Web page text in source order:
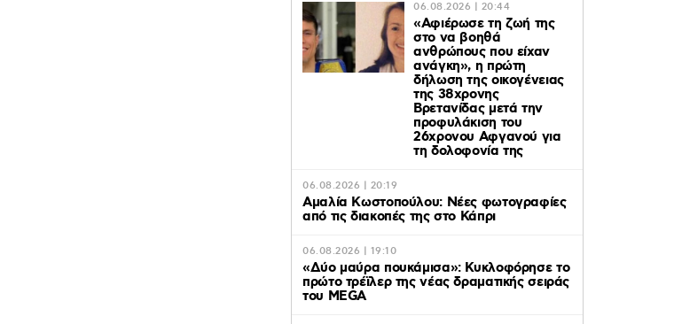
06.08.2026 | 20:44
«Αφιέρωσε τη ζωή της
στο να βοηθά
ανθρώπους που είχαν
ανάγκη», η πρώτη
δήλωση της οικογένειας
της 38χρονης
Βρετανίδας μετά την
προφυλάκιση του
26χρονου Αφγανού για
τη δολοφονία της
06.08.2026 | 20:19
Αμαλία Κωστοπούλου: Νέες φωτογραφίες
από τις διακοπές της στο Κάπρι
06.08.2026 | 19:10
«Δύο μαύρα πουκάμισα»: Κυκλοφόρησε το
πρώτο τρέϊλερ της νέας δραματικής σειράς
του MEGA